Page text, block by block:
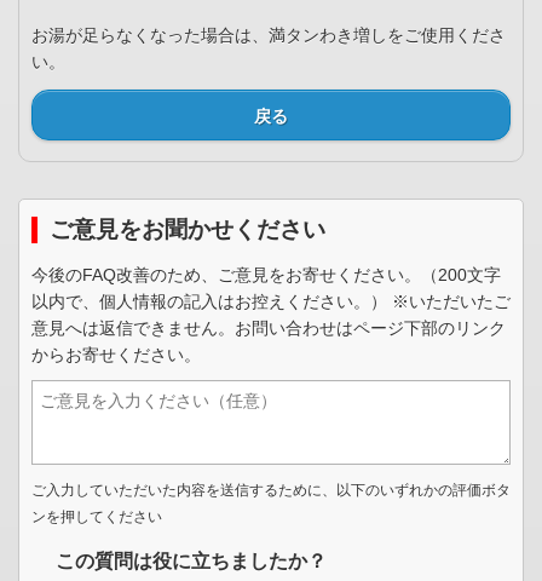
お湯が足らなくなった場合は、満タンわき増しをご使用くださ
い。
戻る
ご意見をお聞かせください
今後のFAQ改善のため、ご意見をお寄せください。（200文字
以内で、個人情報の記入はお控えください。） ※いただいたご
意見へは返信できません。お問い合わせはページ下部のリンク
からお寄せください。
ご入力していただいた内容を送信するために、以下のいずれかの評価ボタ
ンを押してください
この質問は役に立ちましたか？